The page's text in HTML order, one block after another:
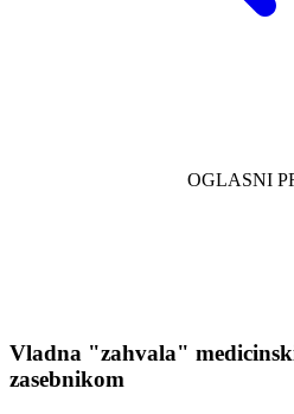
Vladna "zahvala"
zasebnikom